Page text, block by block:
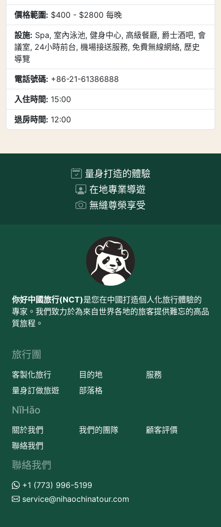
價格範圍: $400 - $2800 每晚
設施: Spa, 室內泳池, 健身中心, 高級餐廳, 爵士酒吧, 會
議室, 24小時前台, 機場接送服務, 免費無線網絡, 歷史
導覽
電話號碼: +86-21-61386888
入住時間: 15:00
退房時間: 12:00
量身打造的體驗
在地專業導遊
無縫尊榮享受
你好中國旅行(NCT)是您在中國打造個人化旅行體驗的
專家。我們致力於為來自世界各地的旅客提供難忘的高品
質旅程。
旅行團
客製化旅行 目的地
服務
量身訂做旅遊
部落格
NǐHǎo
關於我們 我們的團隊
顧客評價
聯絡我們
聯絡我們
+1 (773) 996-5199
service@nihaochinatour.com